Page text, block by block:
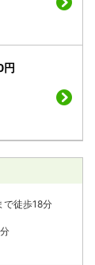
円
で徒歩18分